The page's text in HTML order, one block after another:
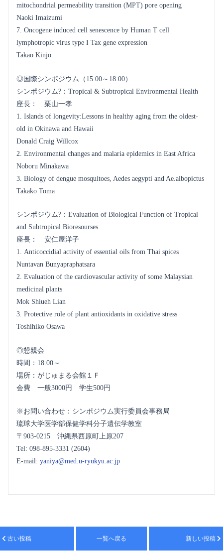
mitochondrial permeability transition (MPT) pore opening
Naoki Imaizumi
7. Oncogene induced cell senescence by Human T cell
lymphotropic virus type I Tax gene expression
Takao Kinjo
◎国際シンポジウム（15:00～18:00）
シンポジウム?：Tropical & Subtropical Environmental Health
座長： 栗山一孝
1. Islands of longevity:Lessons in healthy aging from the oldest-
old in Okinawa and Hawaii
Donald Craig Willcox
2. Environmental changes and malaria epidemics in East Africa
Noboru Minakawa
3. Biology of dengue mosquitoes, Aedes aegypti and Ae.albopictus
Takako Toma
シンポジウム?：Evaluation of Biological Function of Tropical
and Subtropical Bioresourses
座長： 安仁屋洋子
1. Anticoccidial activity of essential oils from Thai spices
Nuntavan Bunyapraphatsara
2. Evaluation of the cardiovascular activity of some Malaysian
medicinal plants
Mok Shiueh Lian
3. Protective role of plant antioxidants in oxidative stress
Toshihiko Osawa
◎懇親会
時間：18:00～
場所：がじゅまる会館１Ｆ
会費 一般3000円 学生500円
※お問い合わせ：シンポジウム実行委員会事務局
琉球大学医学部保健学科分子遺伝学教室
〒903-0215 沖縄県西原町上原207
Tel: 098-895-3331 (2604)
E-mail: yaniya@med.u-ryukyu.ac.jp
古い投稿 一覧へ戻る 新しい投稿